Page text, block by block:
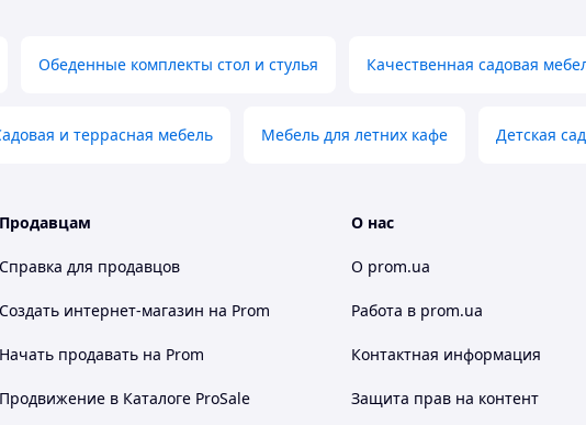
и удобным для большой компании или комфортного
Значение
Обеденные комплекты стол и стулья Качественная садовая
и террасная мебель Мебель для летних кафе Детская
Продавцам
Справка для продавцов
Создать интернет-магазин на Prom
Начать продавать на Prom
Продвижение в Каталоге ProSale
О нас
О prom.ua
Работа в prom.ua
Контактная информация
Защита прав на контент